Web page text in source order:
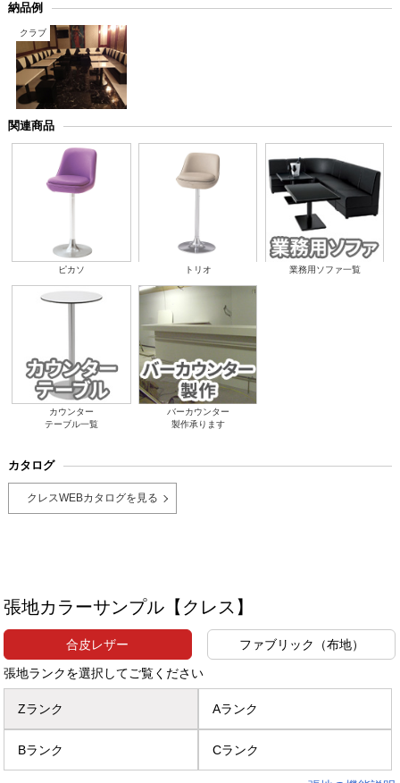
納品例
クラブ
関連商品
ピカソ トリオ 業務用ソファ一覧
カウンター
テーブル一覧
バーカウンター
製作承ります
カタログ
クレスWEBカタログを見る